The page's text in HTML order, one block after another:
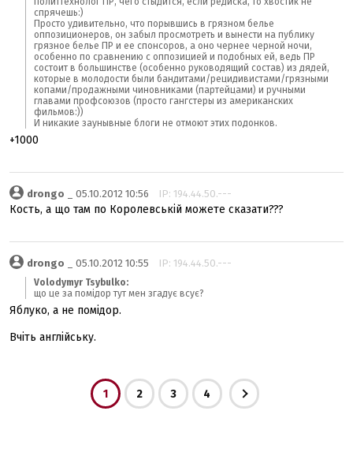
спрячешь:)
Просто удивительно, что порывшись в грязном белье
оппозиционеров, он забыл просмотреть и вынести на публику
грязное белье ПР и ее спонсоров, а оно чернее черной ночи,
особенно по сравнению с оппозицией и подобных ей, ведь ПР
состоит в большинстве (особенно руководящий состав) из дядей,
которые в молодости были бандитами/рецидивистами/грязными
копами/продажными чиновниками (партейцами) и ручными
главами профсоюзов (просто гангстеры из американских
фильмов:))
И никакие заунывные блоги не отмоют этих подонков.
+1000
drongo _ 05.10.2012 10:56 IP: 194.44.50.---
Кость, а що там по Королевській можете сказати???
drongo _ 05.10.2012 10:55 IP: 194.44.50.---
Volodymyr Tsybulko:
що це за помідор тут мен згадує всує?
Яблуко, а не помідор.
Вчіть англійську.
1 2 3 4